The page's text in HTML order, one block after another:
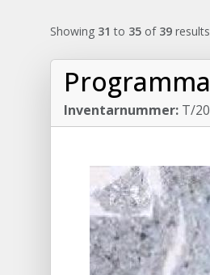
Showing 31 to 35 of 39 results
Inventarnummer: T/